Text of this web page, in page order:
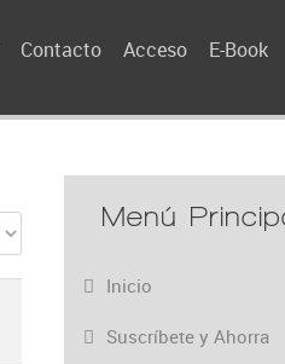
Contacto Acceso E-Book
Menú
Inicio
Suscríbete y Ahorra